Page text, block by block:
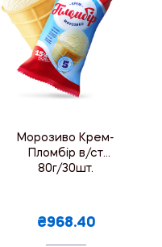
Морозиво Крем-
Пломбір в/ст
80г/30шт.
₴968.40